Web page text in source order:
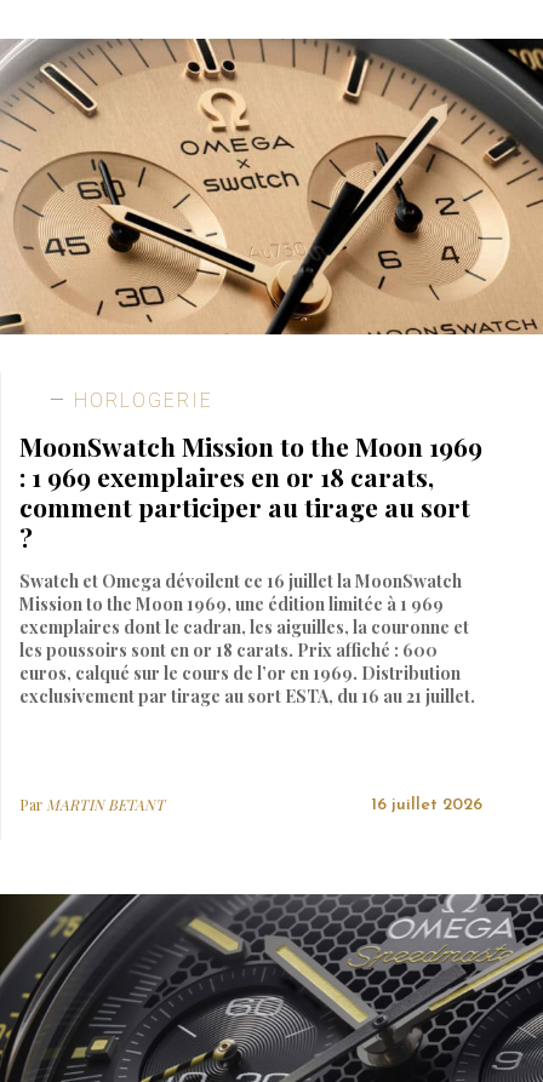
HORLOGERIE
MoonSwatch Mission to the Moon 1969
: 1 969 exemplaires en or 18 carats,
comment participer au tirage au sort
?
Swatch et Omega dévoilent ce 16 juillet la MoonSwatch
Mission to the Moon 1969, une édition limitée à 1 969
exemplaires dont le cadran, les aiguilles, la couronne et
les poussoirs sont en or 18 carats. Prix affiché : 600
euros, calqué sur le cours de l’or en 1969. Distribution
exclusivement par tirage au sort ESTA, du 16 au 21 juillet.
Par MARTIN BETANT 16 juillet 2026